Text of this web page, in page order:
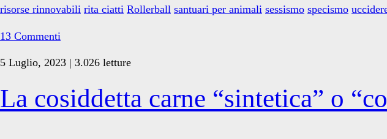
risorse rinnovabili rita ciatti Rollerball santuari per animali sessismo specismo
13 Commenti
5 Luglio, 2023 | 3.026 letture
La cosiddetta carne “sintetica” o